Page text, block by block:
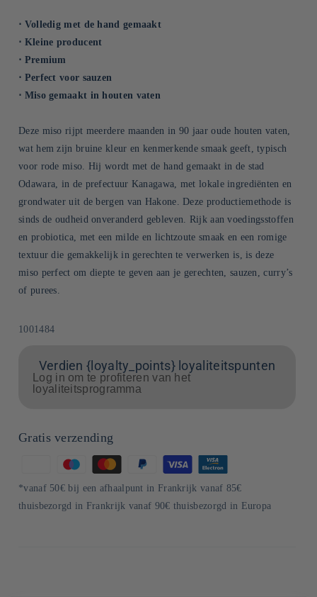
⋅ Volledig met de hand gemaakt
⋅ Kleine producent
⋅ Premium
⋅ Perfect voor sauzen
⋅ Miso gemaakt in houten vaten
Deze miso rijpt meerdere maanden in 90 jaar oude houten vaten,
wat hem zijn bruine kleur en kenmerkende smaak geeft, typisch
voor rode miso. Hij wordt met de hand gemaakt in de stad
Odawara, in de prefectuur Kanagawa, met lokale ingrediënten en
grondwater uit de bergen van Hakone. Deze productiemethode is
sinds de oudheid onveranderd gebleven. Rijk aan voedingsstoffen
en probiotica, met een milde en lichtzoute smaak en een romige
textuur die gemakkelijk in gerechten te verwerken is, is deze
miso perfect om diepte te geven aan je gerechten, sauzen, curry’s
of purees.
SKU:
1001484
Verdien {loyalty_points} loyaliteitspunten
Log in om te profiteren van het
loyaliteitsprogramma
Gratis verzending
Betaalmethoden
*vanaf 50€ bij een afhaalpunt in Frankrijk vanaf 85€
thuisbezorgd in Frankrijk vanaf 90€ thuisbezorgd in Europa